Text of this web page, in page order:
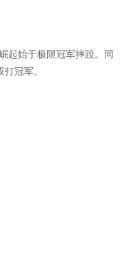
起始于极限冠军摔跤。同
冠军。